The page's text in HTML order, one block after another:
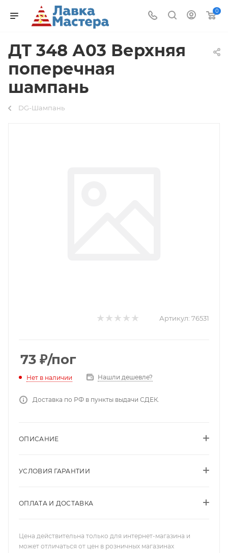
0
ДТ 348 А03 Верхняя
поперечная
шампань
DG-Шампань
Артикул: 76531
73 ₽/пог
Нет в наличии Нашли дешевле?
Доставка по РФ в пункты выдачи СДЕК.
ОПИСАНИЕ
УСЛОВИЯ ГАРАНТИИ
ОПЛАТА И ДОСТАВКА
Цена действительна только для интернет-магазина и
может отличаться от цен в розничных магазинах